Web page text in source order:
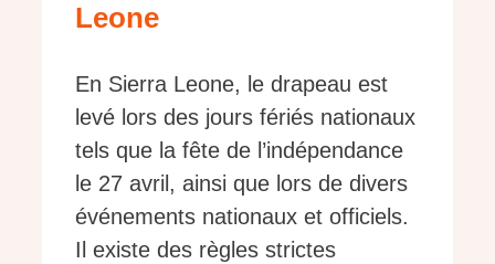
Leone
En Sierra Leone, le drapeau est
levé lors des jours fériés nationaux
tels que la fête de l’indépendance
le 27 avril, ainsi que lors de divers
événements nationaux et officiels.
Il existe des règles strictes